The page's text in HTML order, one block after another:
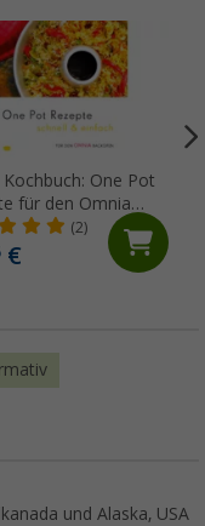
One Pot
für den Omnia
(2)
€
und Alaska, USA